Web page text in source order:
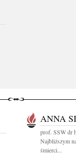
ANNA
prof. SSW dr
Najbliższym
śmierci...